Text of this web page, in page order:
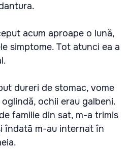
acum aproape o lună,
simptome. Tot atunci ea a
dureri de stomac, vome
ochii erau galbeni.
familie din sat, m-a trimis
îndată m-au internat în